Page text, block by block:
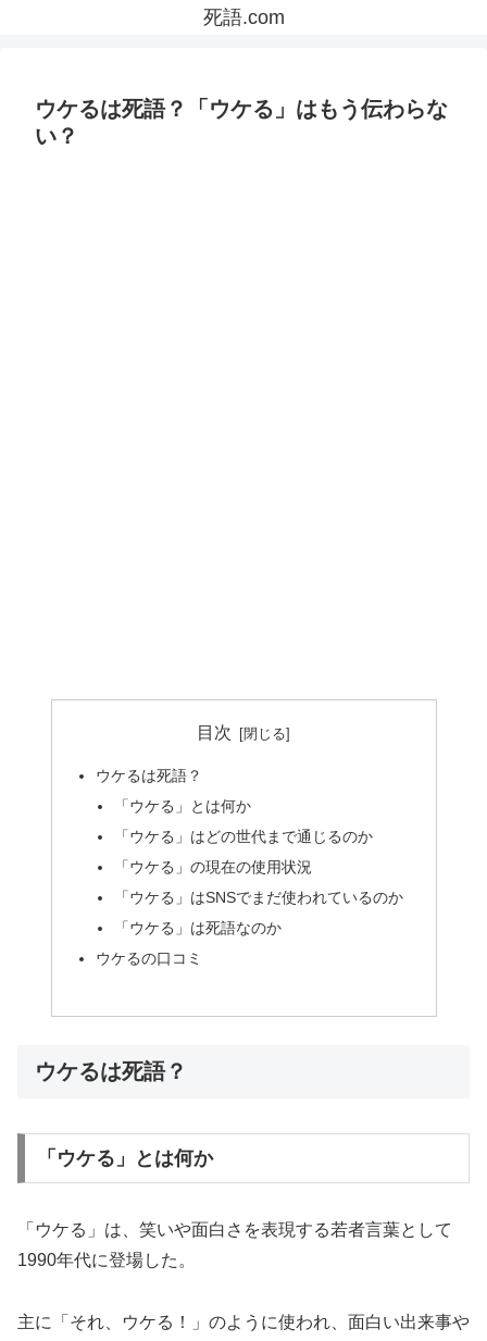
死語.com
ウケるは死語？「ウケる」はもう伝わらな
い？
目次
ウケるは死語？
「ウケる」とは何か
「ウケる」はどの世代まで通じるのか
「ウケる」の現在の使用状況
「ウケる」はSNSでまだ使われているのか
「ウケる」は死語なのか
ウケるの口コミ
ウケるは死語？
「ウケる」とは何か
「ウケる」は、笑いや面白さを表現する若者言葉として
1990年代に登場した。
主に「それ、ウケる！」のように使われ、面白い出来事や